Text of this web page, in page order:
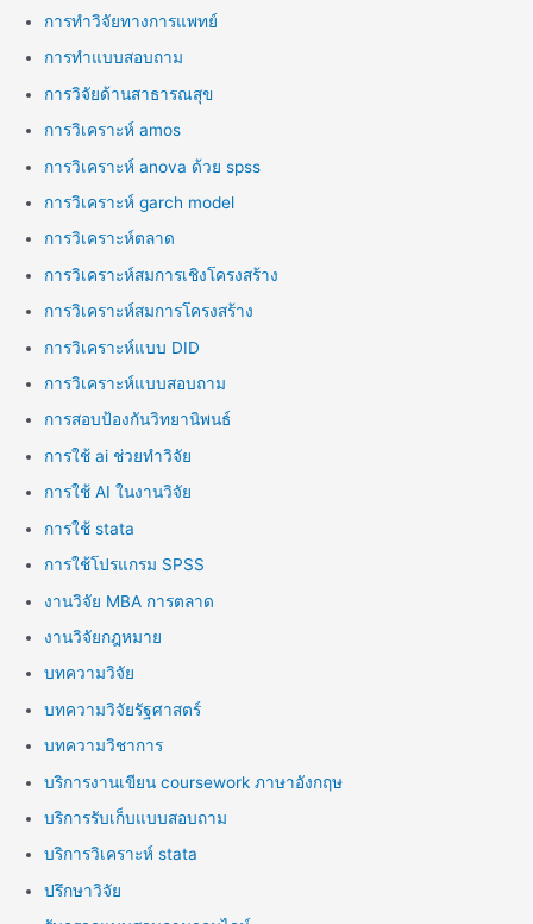
การทำวิจัยทางการแพทย์
การทำแบบสอบถาม
การวิจัยด้านสาธารณสุข
การวิเคราะห์ amos
การวิเคราะห์ anova ด้วย spss
การวิเคราะห์ garch model
การวิเคราะห์ตลาด
การวิเคราะห์สมการเชิงโครงสร้าง
การวิเคราะห์สมการโครงสร้าง
การวิเคราะห์แบบ DID
การวิเคราะห์แบบสอบถาม
การสอบป้องกันวิทยานิพนธ์
การใช้ ai ช่วยทำวิจัย
การใช้ AI ในงานวิจัย
การใช้ stata
การใช้โปรแกรม SPSS
งานวิจัย MBA การตลาด
งานวิจัยกฎหมาย
บทความวิจัย
บทความวิจัยรัฐศาสตร์
บทความวิชาการ
บริการงานเขียน coursework ภาษาอังกฤษ
บริการรับเก็บแบบสอบถาม
บริการวิเคราะห์ stata
ปรึกษาวิจัย